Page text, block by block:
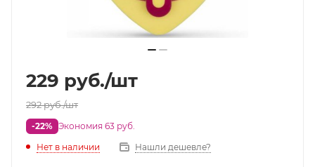
229 руб./шт
292руб./шт
-22% Экономия 63 руб.
Нет в наличии
Нашли дешевле?